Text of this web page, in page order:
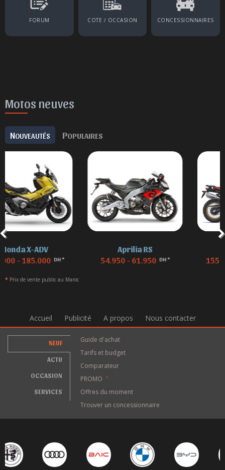
FORUM COTE / OCCASION CONCESSIONNAIRES
Motos neuves
NOUVEAUTÉS POPULAIRES
Aprilia RS
54.950 - 61.950
BMW F 850
155.000 - 155.000
DH *
* Prix de vente public au Maroc
Accueil Publicité A propos Nous contacter
NEUF
ACTU
OCCASION
SERVICES
Guide d'achat
Tarifs et budget
Comparateur
PROMO
*
Offres du moment
Trouver un concessionnaire